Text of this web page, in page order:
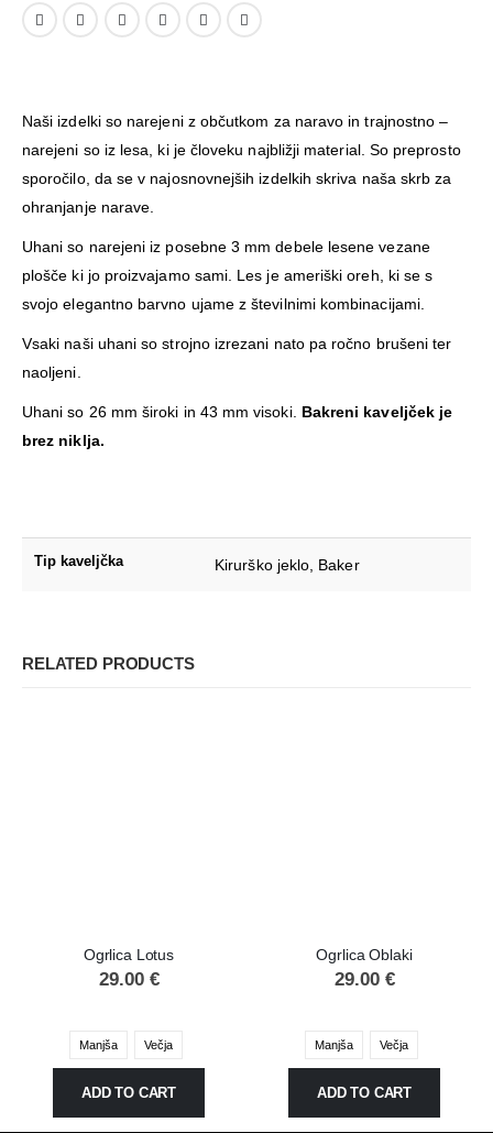
Naši izdelki so narejeni z občutkom za naravo in trajnostno –
narejeni so iz lesa, ki je človeku najbližji material. So preprosto
sporočilo, da se v najosnovnejših izdelkih skriva naša skrb za
ohranjanje narave.
Uhani so narejeni iz posebne 3 mm debele lesene vezane
plošče ki jo proizvajamo sami. Les je ameriški oreh, ki se s
svojo elegantno barvno ujame z številnimi kombinacijami.
Vsaki naši uhani so strojno izrezani nato pa ročno brušeni ter
naoljeni.
Uhani so 26 mm široki in 43 mm visoki. Bakreni kaveljček je
brez niklja.
Tip kaveljčka Kirurško jeklo, Baker
RELATED PRODUCTS
Ogrlica Lotus
29.00 €
Manjša Večja
ADD TO CART
Ogrlica Oblaki
29.00 €
Manjša Večja
ADD TO CART